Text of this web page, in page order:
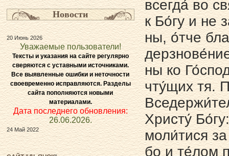
всегда́ во
к Бо́гу и не
ны, о́тче
ны ко
чту́щих тя.
Христу́
моли́тися
бо и те́лом
Новости
20 Июнь 2026
Уважаемые пользователи!
Тексты и указания на сайте регулярно
сверяются с уставными источниками.
Все выявленные ошибки и неточности
своевременно исправляются. Разделы
сайта пополняются новыми
материалами.
Дата последнего обновления:
26.06.2026.
24 Май 2022